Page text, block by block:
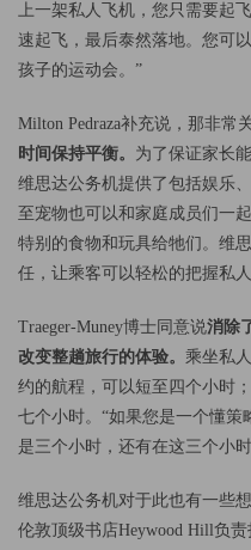
上一架私人飞机，您只需要起
速起飞，最后泰然落地。您可
孩子的运动会。”
Milton Pedraza补充说，那非常关
时间保持平衡。 为了保证家长
维思达公务机提供了包括娱乐
至宠物也可以和家庭成员们一
特别的食物和玩具给牠们。维
任，让乘客可以轻松的把握私人
Traeger-Muney博士同意说消除
改变整趟旅行的体验。 乘坐私
约的航程，可以短至四个小时
七个小时。“如果您是一个懂策
是三个小时，还有在这三个小
维思达公务机对于此也有一些
伦敦顶级书店Heywood Hill负